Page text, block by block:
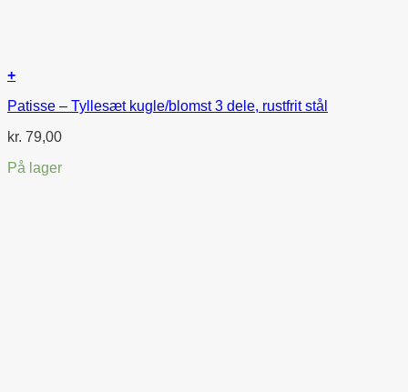
+
Patisse – Tyllesæt kugle/blomst 3 dele, rustfrit stål
kr. 79,00
På lager